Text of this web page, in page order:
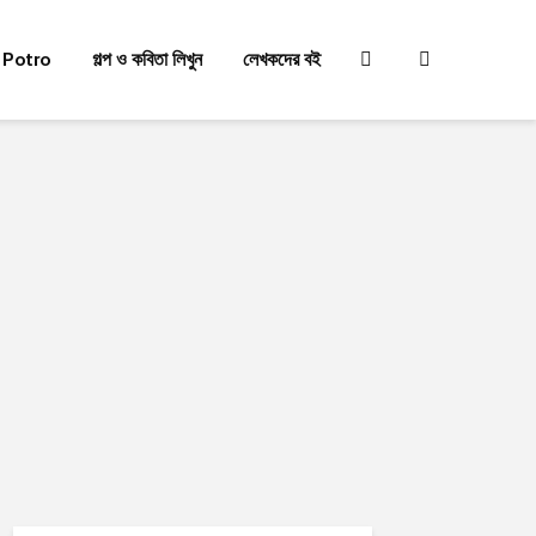
গল্প ও কবিতা লিখুন লেখকদের বই